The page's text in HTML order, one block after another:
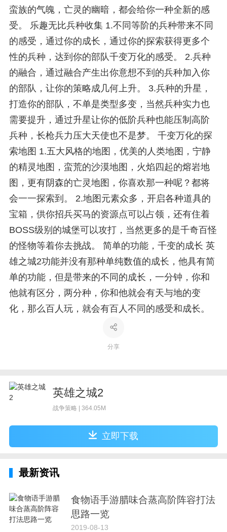
蛮族的气魄，亡灵的幽暗，都会给你一种全新的感
受。 乐趣无比兵种收集 1.不同等阶的兵种带来不同
的感受，通过你的成长，通过你的探索获得更多个
性的兵种，达到你的部队千变万化的感受。 2.兵种
的融合，通过融合产生出你意想不到的兵种加入你
的部队，让你的策略成几何上升。 3.兵种的升星，
打造你的部队，不单是类型多变，当然兵种实力也
需要提升，通过升星让你的低阶兵种也能压制高阶
兵种，长枪兵力压大天使也不是梦。 千变万化的探
索地图 1.五大风格的地图，优美的人类地图，宁静
的精灵地图，蛮荒的沙漠地图，火焰四起的熔岩地
图，更有阴森的亡灵地图，你喜欢那一种呢？都将
会一一探索到。 2.地图元素众多，开启各种道具的
宝箱，供你招兵买马的资源点可以占领，还有住着
BOSS级别的城堡可以攻打，当然更多的是千奇百怪
的怪物等着你去挑战。 简单的功能，千变的成长 英
雄之城2功能并没有那种单纯数值的成长，他具有简
单的功能，但是带来的不同的成长，一分钟，你和
他就有区分，两分种，你和他就会有天与地的变
化，那么百人玩，就会有百人不同的感受和成长。
分享
英雄之城2
战争策略 | 364.05M
立即下载
最新资讯
食物语手游腊味合蒸高阶阵容打法
思路一览
2019-08-13